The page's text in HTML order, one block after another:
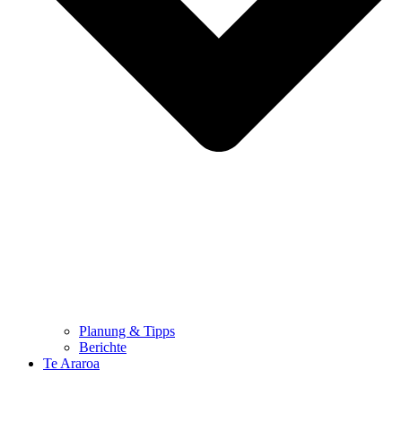
Planung & Tipps
Berichte
Te Araroa